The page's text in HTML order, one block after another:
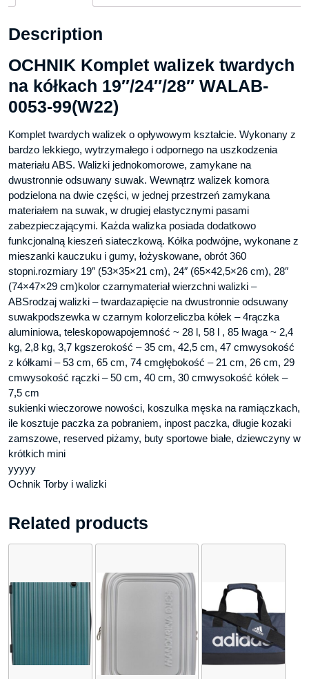
Description
OCHNIK Komplet walizek twardych
na kółkach 19″/24″/28″ WALAB-
0053-99(W22)
Komplet twardych walizek o opływowym kształcie. Wykonany z
bardzo lekkiego, wytrzymałego i odpornego na uszkodzenia
materiału ABS. Walizki jednokomorowe, zamykane na
dwustronnie odsuwany suwak. Wewnątrz walizek komora
podzielona na dwie części, w jednej przestrzeń zamykana
materiałem na suwak, w drugiej elastycznymi pasami
zabezpieczającymi. Każda walizka posiada dodatkowo
funkcjonalną kieszeń siateczkową. Kółka podwójne, wykonane z
mieszanki kauczuku i gumy, łożyskowane, obrót 360
stopni.rozmiary 19″ (53×35×21 cm), 24″ (65×42,5×26 cm), 28″
(74×47×29 cm)kolor czarnymateriał wierzchni walizki –
ABSrodzaj walizki – twardazapięcie na dwustronnie odsuwany
suwakpodszewka w czarnym kolorzeliczba kółek – 4rączka
aluminiowa, teleskopowapojemność ~ 28 l, 58 l , 85 lwaga ~ 2,4
kg, 2,8 kg, 3,7 kgszerokość – 35 cm, 42,5 cm, 47 cmwysokość
z kółkami – 53 cm, 65 cm, 74 cmgłębokość – 21 cm, 26 cm, 29
cmwysokość rączki – 50 cm, 40 cm, 30 cmwysokość kółek –
7,5 cm
sukienki wieczorowe nowości, koszulka męska na ramiączkach,
ile kosztuje paczka za pobraniem, inpost paczka, długie kozaki
zamszowe, reserved piżamy, buty sportowe białe, dziewczyny w
krótkich mini
yyyyy
Ochnik Torby i walizki
Related products